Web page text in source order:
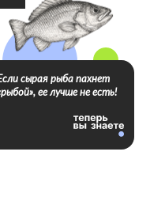
сырая рыба пахнет
ее лучше не есть!